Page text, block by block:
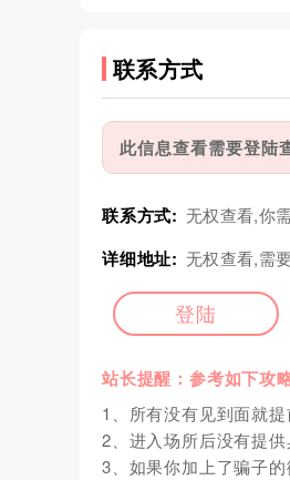
联系方式
此信息查看需要登陆
联系方式: 无权查看,你
详细地址: 无权查看,需
登陆
站长提醒：参考如下攻
1、所有没有见到面就
2、进入场所后没有提
3、如果你加上了骗子